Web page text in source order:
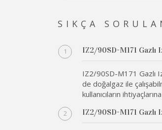
SIKÇA
IZ2/90SD-M171 Gazlı
IZ2/90SD-M171 Gazlı
de doğalgaz ile
kullanıcıların
IZ2/90SD-M171